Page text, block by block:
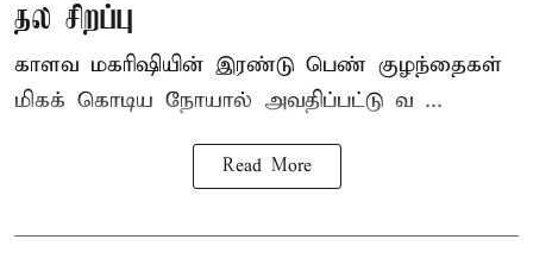
தல சிறப்பு
காளவ மகரிஷியின் இரண்டு பெண் குழந்தைகள்
மிகக் கொடிய நோயால் அவதிப்பட்டு வ ...
Read More